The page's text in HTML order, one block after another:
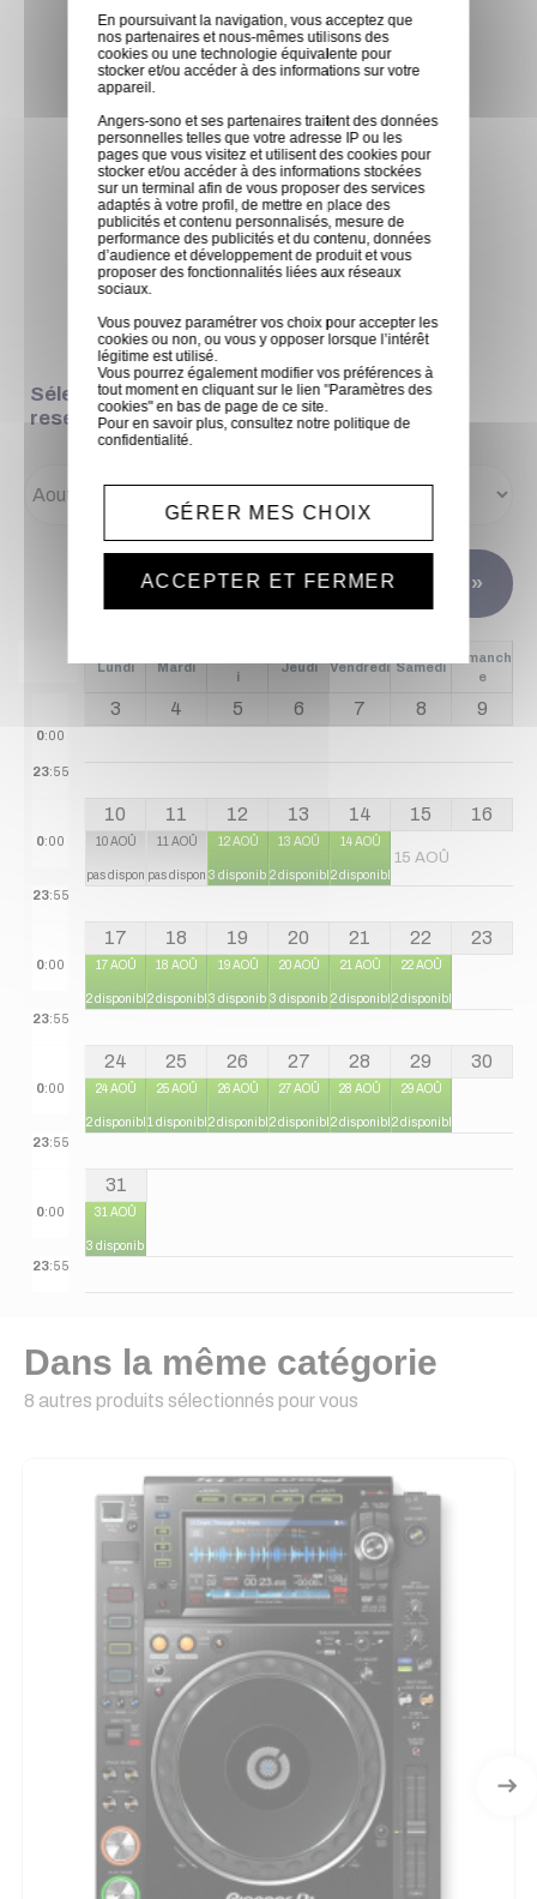
Profondeur
118.4 mm
9.3 kg
Réservation
Sélectionner Début de
reservation
Mois suivant »
Lundi Mardi
i
Jeudi Vendredi Samedi
Dimanch
e
3 4 5 6 7 8 9
0:00
23:55
10 11 12 13 14 15 16
0:00 10 AOÛ
pas disponible
11 AOÛ
pas disponible
12 AOÛ
3 disponibles
13 AOÛ
2 disponibles
14 AOÛ
2 disponibles
15 AOÛ
23:55
17 18 19 20 21 22 23
0:00 17 AOÛ
2 disponibles
18 AOÛ
2 disponibles
19 AOÛ
3 disponibles
20 AOÛ
3 disponibles
21 AOÛ
2 disponibles
22 AOÛ
2 disponibles
23:55
24 25 26 27 28 29 30
0:00 24 AOÛ
2 disponibles
25 AOÛ
1 disponible
26 AOÛ
2 disponibles
27 AOÛ
2 disponibles
28 AOÛ
2 disponibles
29 AOÛ
2 disponibles
23:55
31
0:00 31 AOÛ
3 disponibles
23:55
Dans la même catégorie
8 autres produits sélectionnés pour vous
En poursuivant la navigation, vous acceptez que
nos partenaires et nous-mêmes utilisons des
cookies ou une technologie équivalente pour
stocker et/ou accéder à des informations sur votre
appareil.
Angers-sono et ses partenaires traitent des données
personnelles telles que votre adresse IP ou les
pages que vous visitez et utilisent des cookies pour
stocker et/ou accéder à des informations stockées
sur un terminal afin de vous proposer des services
adaptés à votre profil, de mettre en place des
publicités et contenu personnalisés, mesure de
performance des publicités et du contenu, données
d’audience et développement de produit et vous
proposer des fonctionnalités liées aux réseaux
sociaux.
Vous pouvez paramétrer vos choix pour accepter les
cookies ou non, ou vous y opposer lorsque l’intérêt
légitime est utilisé.
Vous pourrez également modifier vos préférences à
tout moment en cliquant sur le lien "Paramètres des
cookies" en bas de page de ce site.
Pour en savoir plus, consultez notrepolitique de
confidentialité
GÉRER MES CHOIX
ACCEPTER ET FERMER